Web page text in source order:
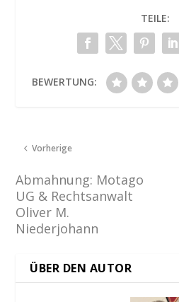
TEILE:
BEWERTUNG:
Vorherige
Abmahnung: Motago
UG & Rechtsanwalt
Oliver M.
Niederjohann
ÜBER DEN AUTOR